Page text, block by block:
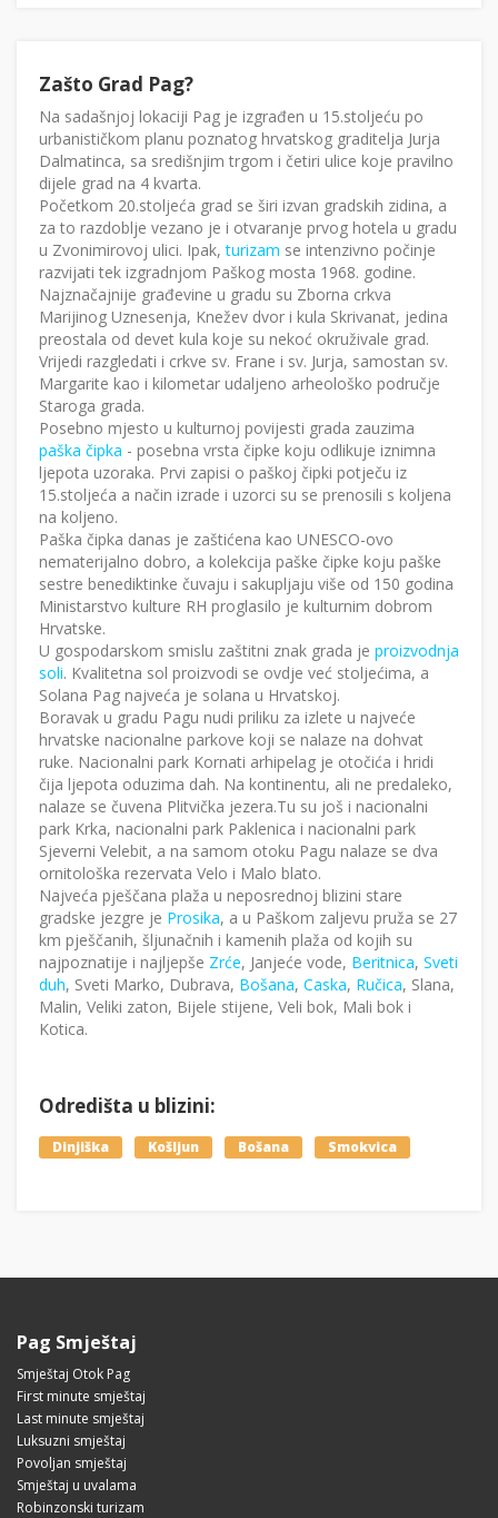
Zašto Grad Pag?
Na sadašnjoj lokaciji Pag je izgrađen u 15.stoljeću po
urbanističkom planu poznatog hrvatskog graditelja Jurja
Dalmatinca, sa središnjim trgom i četiri ulice koje pravilno
dijele grad na 4 kvarta.
Početkom 20.stoljeća grad se širi izvan gradskih zidina, a
za to razdoblje vezano je i otvaranje prvog hotela u gradu
u Zvonimirovoj ulici. Ipak,turizam se intenzivno počinje
razvijati tek izgradnjom Paškog mosta 1968. godine.
Najznačajnije građevine u gradu su Zborna crkva
Marijinog Uznesenja, Knežev dvor i kula Skrivanat, jedina
preostala od devet kula koje su nekoć okruživale grad.
Vrijedi razgledati i crkve sv. Frane i sv. Jurja, samostan sv.
Margarite kao i kilometar udaljeno arheološko područje
Staroga grada.
Posebno mjesto u kulturnoj povijesti grada zauzima
paška čipka - posebna vrsta čipke koju odlikuje iznimna
ljepota uzoraka. Prvi zapisi o paškoj čipki potječu iz
15.stoljeća a način izrade i uzorci su se prenosili s koljena
na koljeno.
Paška čipka danas je zaštićena kao UNESCO-ovo
nematerijalno dobro, a kolekcija paške čipke koju paške
sestre benediktinke čuvaju i sakupljaju više od 150 godina
Ministarstvo kulture RH proglasilo je kulturnim dobrom
Hrvatske.
U gospodarskom smislu zaštitni znak grada je proizvodnja
soli. Kvalitetna sol proizvodi se ovdje već stoljećima, a
Solana Pag najveća je solana u Hrvatskoj.
Boravak u gradu Pagu nudi priliku za izlete u najveće
hrvatske nacionalne parkove koji se nalaze na dohvat
ruke. Nacionalni park Kornati arhipelag je otočića i hridi
čija ljepota oduzima dah. Na kontinentu, ali ne predaleko,
nalaze se čuvena Plitvička jezera.Tu su još i nacionalni
park Krka, nacionalni park Paklenica i nacionalni park
Sjeverni Velebit, a na samom otoku Pagu nalaze se dva
ornitološka rezervata Velo i Malo blato.
Najveća pješčana plaža u neposrednoj blizini stare
gradske jezgre je Prosika, a u Paškom zaljevu pruža se 27
km pješčanih, šljunačnih i kamenih plaža od kojih su
najpoznatije i najljepše Zrće, Janjeće vode, Beritnica, Sveti
duh, Sveti Marko, Dubrava, Bošana, Caska, Ručica, Slana,
Malin, Veliki zaton, Bijele stijene, Veli bok, Mali bok i
Kotica.
Odredišta u blizini:
Dinjiška Košljun Bošana Smokvica
Pag Smještaj
Smještaj Otok Pag
First minute smještaj
Last minute smještaj
Luksuzni smještaj
Povoljan smještaj
Smještaj u uvalama
Robinzonski turizam